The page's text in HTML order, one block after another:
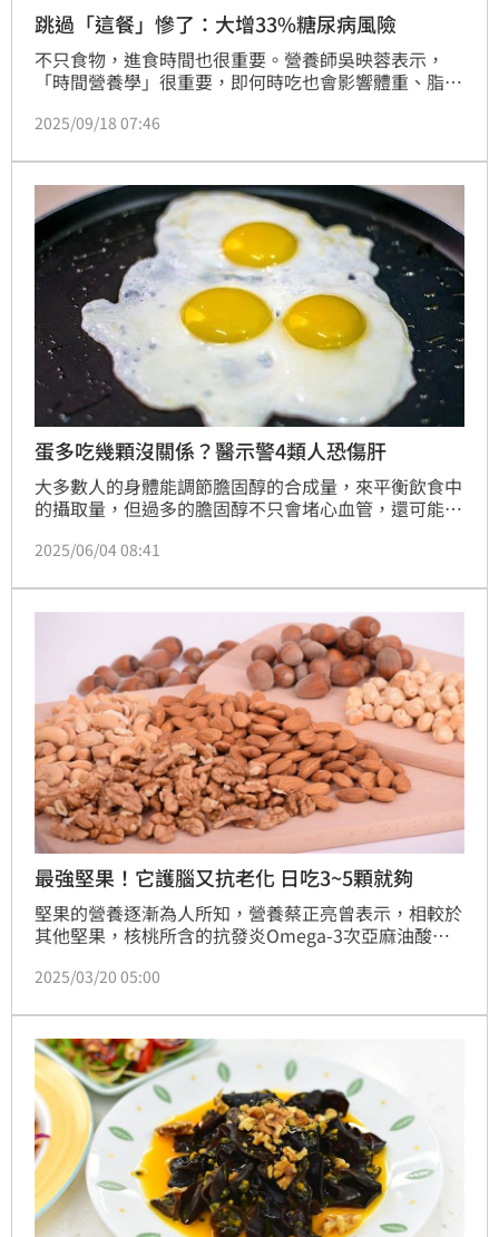
跳過「這餐」慘了：大增33%糖尿病風險
不只食物，進食時間也很重要。營養師吳映蓉表示，
「時間營養學」很重要，即何時吃也會影響體重、脂肪
尿病風險升高 33%，且較容易肥胖。深夜進食會導致
壓。
2025/09/18 07:46
蛋多吃幾顆沒關係？醫示警4類人恐傷肝
大多數人的身體能調節膽固醇的合成量，來平衡飲食中
的攝取量，但過多的膽固醇不只會堵心血管，還可能會
能無痛吃蛋、無限吃內臟，尤其有脂肪肝、三高、代謝
2025/06/04 08:41
最強堅果！它護腦又抗老化 日吃3~5顆就夠
堅果的營養逐漸為人所知，營養蔡正亮曾表示，相較於
其他堅果，核桃所含的抗發炎Omega-3次亞麻油酸含
養，可以補充能量、降低壞膽固醇、保護大腦、強健骨
顆），並選擇無調味款最健康，也可搭配優格、沙拉、
燕麥粥等食物，吃進更多的營養。
2025/03/20 05:00